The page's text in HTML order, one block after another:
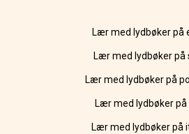
Lær med lydbøker på
Lær med lydbøker på
Lær med lydbøker på
Lær med lydbøker
Lær med lydbøker på